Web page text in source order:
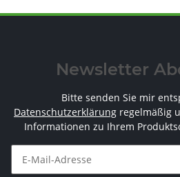
Newsletter
Bitte senden Sie mir
Datenschutzerklärung regelmäßig
Informationen zu Ihrem